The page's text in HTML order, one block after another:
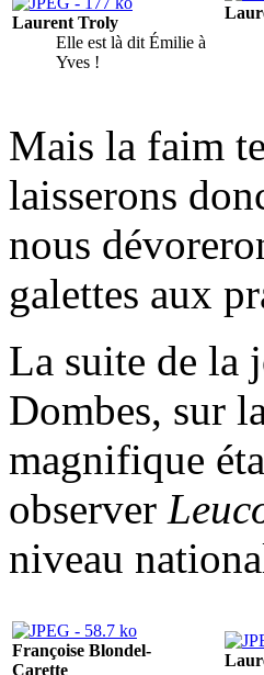
Laurent Troly
Elle est là dit Émilie à
Yves !
Mais la faim
laisserons
nous
galettes aux
La suite de la
Dombes, sur
magnifique
observer
niveau
Françoise Blondel-
Carette